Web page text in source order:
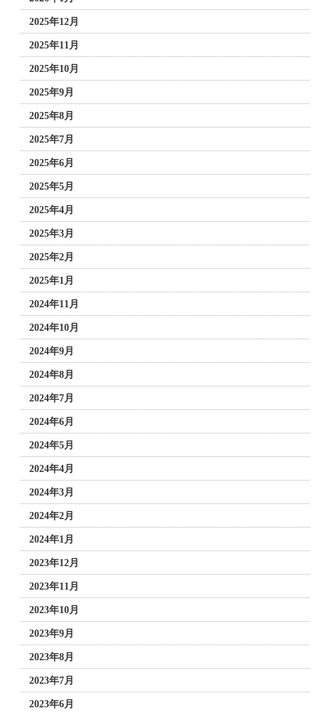
2025年12月
2025年11月
2025年10月
2025年9月
2025年8月
2025年7月
2025年6月
2025年5月
2025年4月
2025年3月
2025年2月
2025年1月
2024年11月
2024年10月
2024年9月
2024年8月
2024年7月
2024年6月
2024年5月
2024年4月
2024年3月
2024年2月
2024年1月
2023年12月
2023年11月
2023年10月
2023年9月
2023年8月
2023年7月
2023年6月